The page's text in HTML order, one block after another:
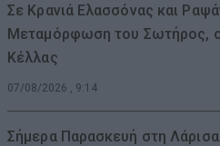
Σε Κρανιά Ελασσόνας και
Μεταμόρφωση του Σωτήρος,
Κέλλας
07/08/2026 , 9:14
Σήμερα Παρασκευή στη Λάρισα